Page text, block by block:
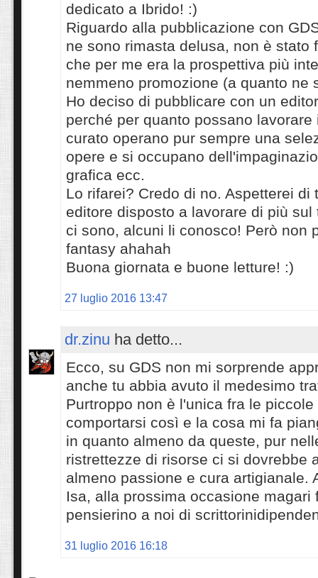
dedicato a Ibrido! :)
Riguardo alla pubblicazione con
ne sono rimasta delusa, non è stato
che per me era la prospettiva più
nemmeno promozione (a quanto ne
Ho deciso di pubblicare con un
perché per quanto possano lavorare
curato operano pur sempre una
opere e si occupano
grafica ecc.
Lo rifarei? Credo di no. Aspetterei di
editore disposto a lavorare di più sul
ci sono, alcuni li conosco! Però non
fantasy ahahah
Buona giornata e buone letture! :)
27 luglio 2016 13:47
dr.zinu ha detto...
Ecco, su GDS non mi sorprende
anche tu abbia avuto il medesimo
Purtroppo non è l'unica fra le piccole
comportarsi così e la cosa mi fa
in quanto almeno da queste, pur
ristrettezze di risorse ci si dovrebbe
almeno passione e cura artigianale.
Isa, alla prossima occasione magari
pensierino a noi di
31 luglio 2016 16:18